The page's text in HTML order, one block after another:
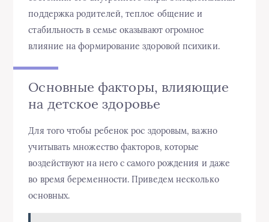
поддержка родителей, теплое общение и
стабильность в семье оказывают огромное
влияние на формирование здоровой психики.
Основные факторы, влияющие
на детское здоровье
Для того чтобы ребенок рос здоровым, важно
учитывать множество факторов, которые
воздействуют на него с самого рождения и даже
во время беременности. Приведем несколько
основных.